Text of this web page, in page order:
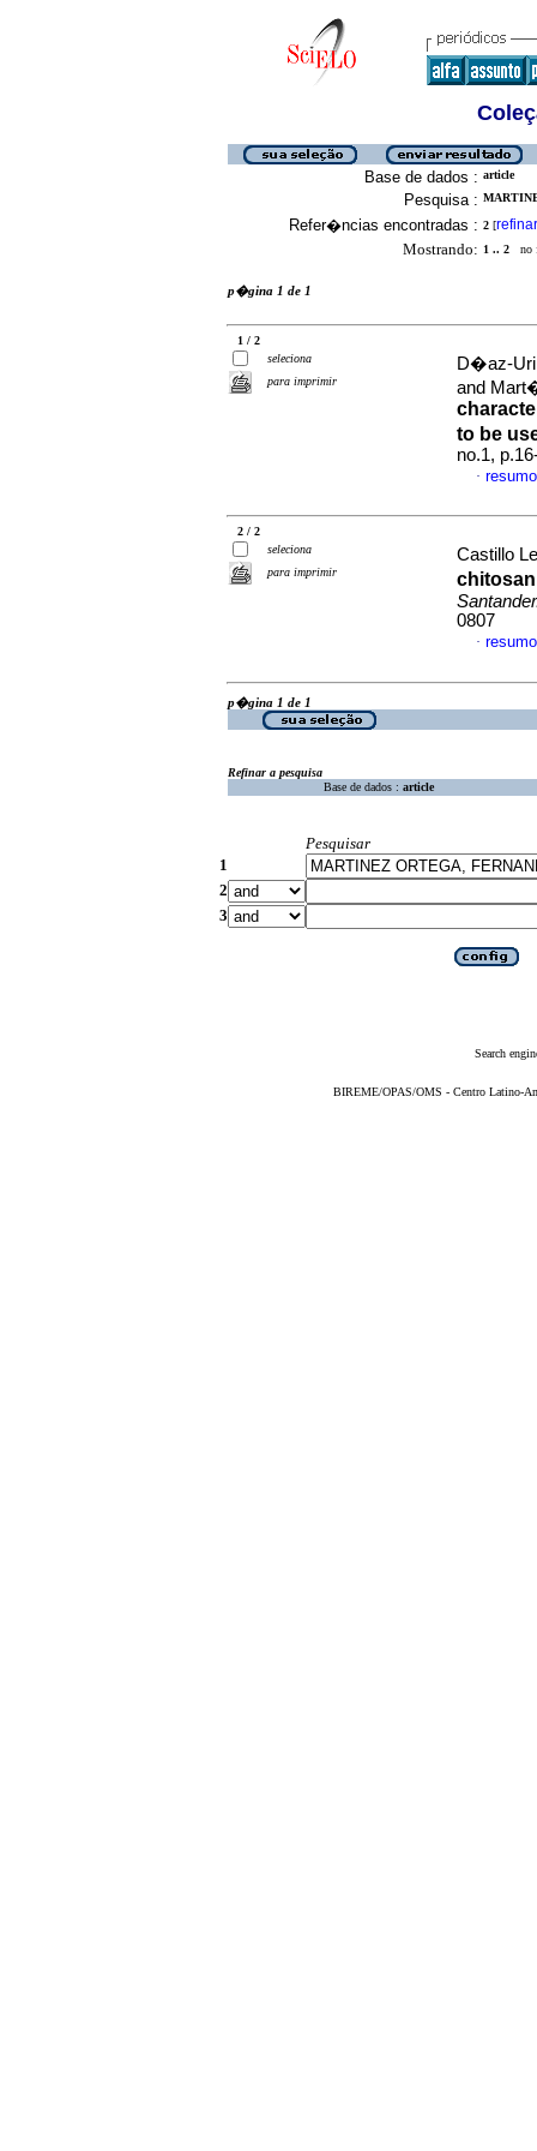
Base de dados : article
Pesquisa :
Refer�ncias encontradas : 2 [refinar
Mostrando: 1 .. 2 no
p�gina 1 de 1
1 / 2
seleciona
para imprimir
D�az-
and
to be
no.1,
·
2 / 2
seleciona
para imprimir
Castillo
0807
·
p�gina 1 de 1
Refinar a pesquisa
Base de dados : article
Pesquisar
1
2
3
Search
BIREME/OPAS/OMS - Centro Latino-